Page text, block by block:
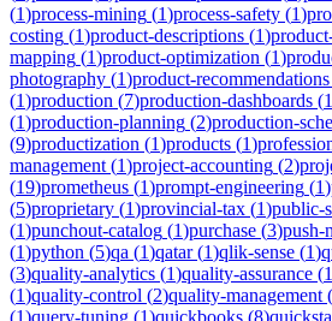
(1)process-mining (1)process-safety (1)
costing (1)product-descriptions (1)
mapping (1)product-optimization (1)
photography (1)product-recommendations
(1)production (7)production-dashboards (1
(1)production-planning (2)production-
(9)productization (1)products (1)
management (1)project-accounting (2)
(19)prometheus (1)prompt-engineering (1)
(5)proprietary (1)provincial-tax (1)public-
(1)punchout-catalog (1)purchase (3)push-
(1)python (5)qa (1)qatar(1)qlik-sense (1)
(3)quality-analytics (1)quality-assurance (1
(1)quality-control (2)quality-management (
(1)query-tuning (1)quickbooks (8)